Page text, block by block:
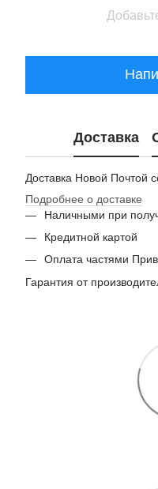
Доставка
Доставка Новой Почтой
Подробнее о доставке
Наличными при
Кредитной картой
Оплата частями
Гарантия от